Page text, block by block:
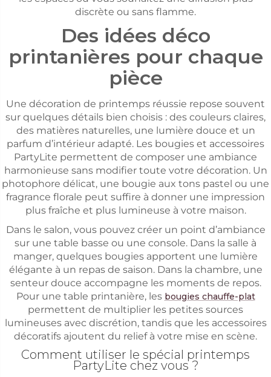
discrète ou sans flamme.
Des idées déco
printanières pour chaque
pièce
Une décoration de printemps réussie repose souvent
sur quelques détails bien choisis : des couleurs claires,
des matières naturelles, une lumière douce et un
parfum d’intérieur adapté. Les bougies et accessoires
PartyLite permettent de composer une ambiance
harmonieuse sans modifier toute votre décoration. Un
photophore délicat, une bougie aux tons pastel ou une
fragrance florale peut suffire à donner une impression
plus fraîche et plus lumineuse à votre maison.
Dans le salon, vous pouvez créer un point d’ambiance
sur une table basse ou une console. Dans la salle à
manger, quelques bougies apportent une lumière
élégante à un repas de saison. Dans la chambre, une
senteur douce accompagne les moments de repos.
Pour une table printanière, les bougies chauffe-plat
permettent de multiplier les petites sources
lumineuses avec discrétion, tandis que les accessoires
décoratifs ajoutent du relief à votre mise en scène.
Comment utiliser le spécial printemps
PartyLite chez vous ?